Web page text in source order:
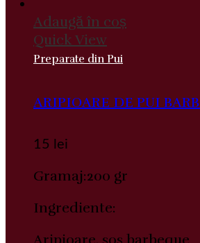
Adaugă în coș
Quick View
Preparate din Pui
ARIPIOARE DE PUI
15 lei
Gramaj:200 gr
Ingrediente: